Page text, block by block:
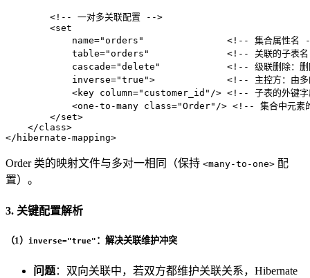
<!-- 一对多关联配置 -->
<set
name="orders"
               <!
-- 集合属性名
            table="orders"
<!-- 关联的子表
            cascade="delete"
<!-- 级联删除：删
            inverse="true">
<!-- 主控方：由多
<key column="customer_id" /> <!-- 子表的外键
<one-to-many class="Order" /> <!-- 集合中元素
</set>
</class>
</ hibernate-mapping>
Order 类的映射文件与多对一相同（保持 <many-to-one> 配
置）。
3. 关键配置解析
（1） inverse="true" ：解决关联维护冲突
问题：双向关联中，若双方都维护关联关系，Hibernate